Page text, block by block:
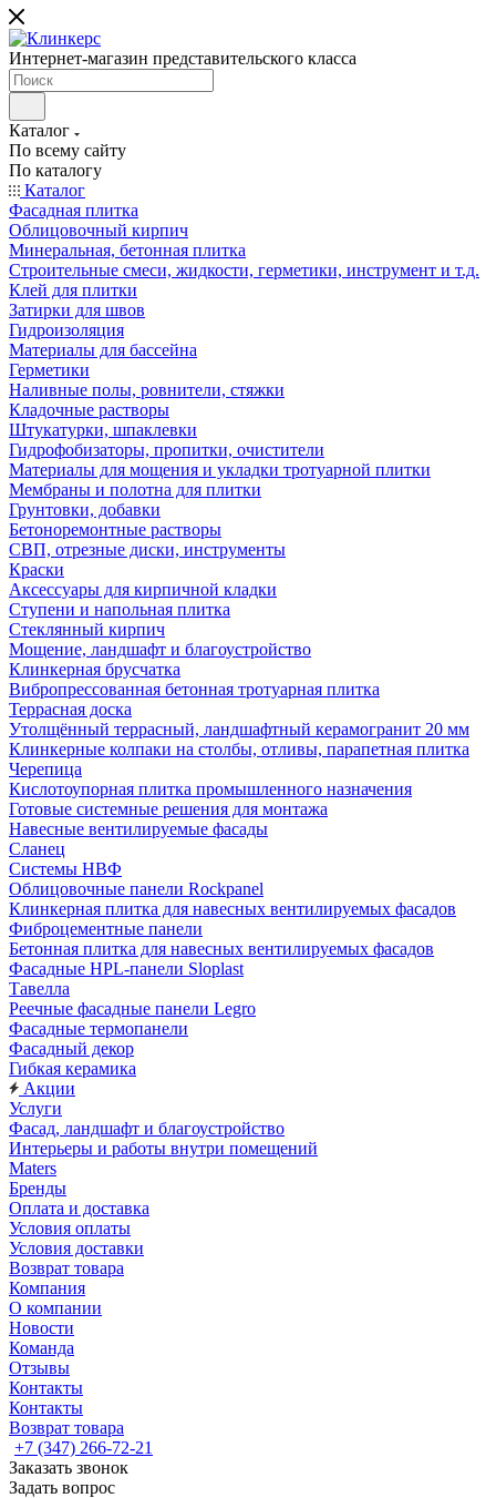
Интернет-магазин представительского класса
Каталог
По всему сайту
По каталогу
Каталог
Фасадная плитка
Облицовочный кирпич
Минеральная, бетонная плитка
Строительные смеси, жидкости, герметики, инструмент и т.д.
Клей для плитки
Затирки для швов
Гидроизоляция
Материалы для бассейна
Герметики
Наливные полы, ровнители, стяжки
Кладочные растворы
Штукатурки, шпаклевки
Гидрофобизаторы, пропитки, очистители
Материалы для мощения и укладки тротуарной плитки
Мембраны и полотна для плитки
Грунтовки, добавки
Бетоноремонтные растворы
СВП, отрезные диски, инструменты
Краски
Аксессуары для кирпичной кладки
Ступени и напольная плитка
Cтеклянный кирпич
Мощение, ландшафт и благоустройство
Клинкерная брусчатка
Вибропрессованная бетонная тротуарная плитка
Террасная доска
Утолщённый террасный, ландшафтный керамогранит 20 мм
Клинкерные колпаки на столбы, отливы, парапетная плитка
Черепица
Кислотоупорная плитка промышленного назначения
Готовые системные решения для монтажа
Навесные вентилируемые фасады
Сланец
Системы НВФ
Облицовочные панели Rockpanel
Клинкерная плитка для навесных вентилируемых фасадов
Фиброцементные панели
Бетонная плитка для навесных вентилируемых фасадов
Фасадные HPL-панели Sloplast
Тавелла
Реечные фасадные панели Legro
Фасадные термопанели
Фасадный декор
Гибкая керамика
Акции
Услуги
Фасад, ландшафт и благоустройство
Интерьеры и работы внутри помещений
Maters
Бренды
Оплата и доставка
Условия оплаты
Условия доставки
Возврат товара
Компания
О компании
Новости
Команда
Отзывы
Контакты
Контакты
Возврат товара
+7 (347) 266-72-21
Заказать звонок
Задать вопрос